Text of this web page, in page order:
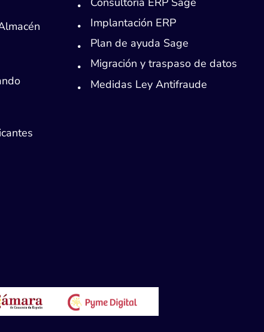
Implantación ERP
Plan de ayuda Sage
Migración y traspaso de datos
Medidas Ley Antifraude